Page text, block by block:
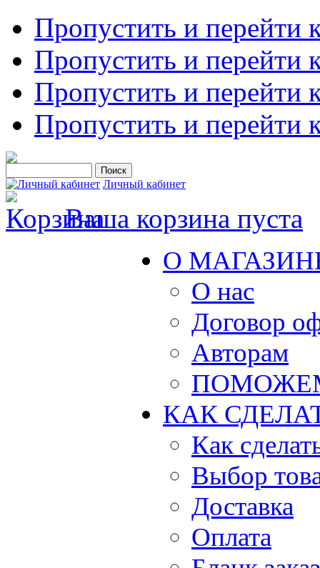
Пропустить и перейти
Пропустить и перейти
Пропустить и перейти
Пропустить и перейти
Личный кабинет
Ваша корзина пуста
О
О нас
Договор
Авторам
КАК
Как
Выбор
Доставка
Оплата